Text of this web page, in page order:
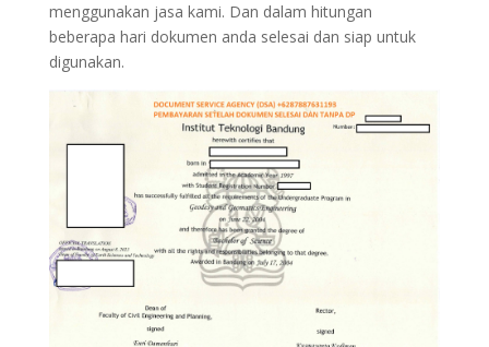
menggunakan jasa kami. Dan dalam hitungan
beberapa hari dokumen anda selesai dan siap untuk
digunakan.